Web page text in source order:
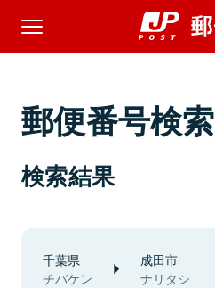
郵便番号検索
検索結果
千葉県
チバケン
成田市
ナリタシ